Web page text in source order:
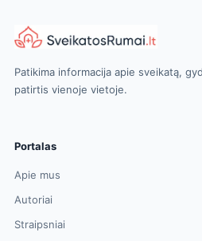
Patikima informacija apie sveikatą,
patirtis vienoje vietoje.
Portalas
Apie mus
Autoriai
Straipsniai